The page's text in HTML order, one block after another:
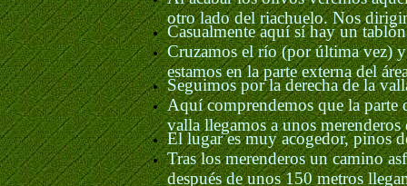
otro lado del riachuelo. Nos
Casualmente aquí sí hay un
Cruzamos el río (por última vez) y
estamos en la parte externa del
Seguimos por la derecha de la
Aquí comprendemos que la parte
valla llegamos a unos merenderos
El lugar es muy acogedor, pinos
Tras los merenderos un camino
después de unos 150 metros